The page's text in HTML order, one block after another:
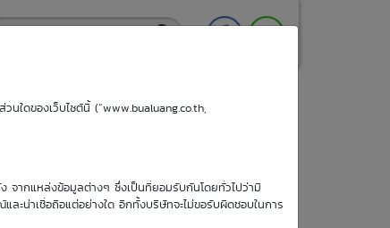
นใดของเว็บไซต์นี้ (“www.bualuang.co.th,
จากแหล่งข้อมูลต่างๆ ซึ่งเป็นที่ยอมรับกันโดยทั่วไปว่ามี
ะน่าเชื่อถือแต่อย่างใด อีกทั้งบริษัทจะไม่ขอรับผิดชอบในการ